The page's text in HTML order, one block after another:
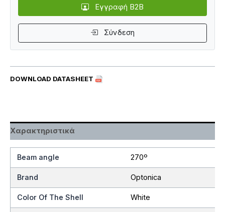
DOWNLOAD DATASHEET
Εγγραφή B2B
Σύνδεση
Χαρακτηριστικά
Beam angle 270º
Brand Optonica
Color Of The Shell White